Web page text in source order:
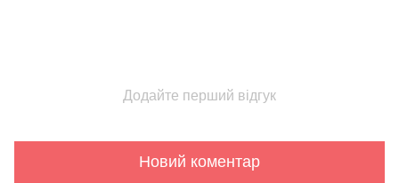
Додайте перший відгук
Новий коментар